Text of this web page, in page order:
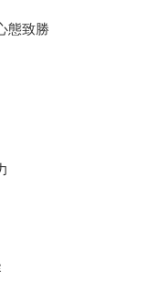
態致勝